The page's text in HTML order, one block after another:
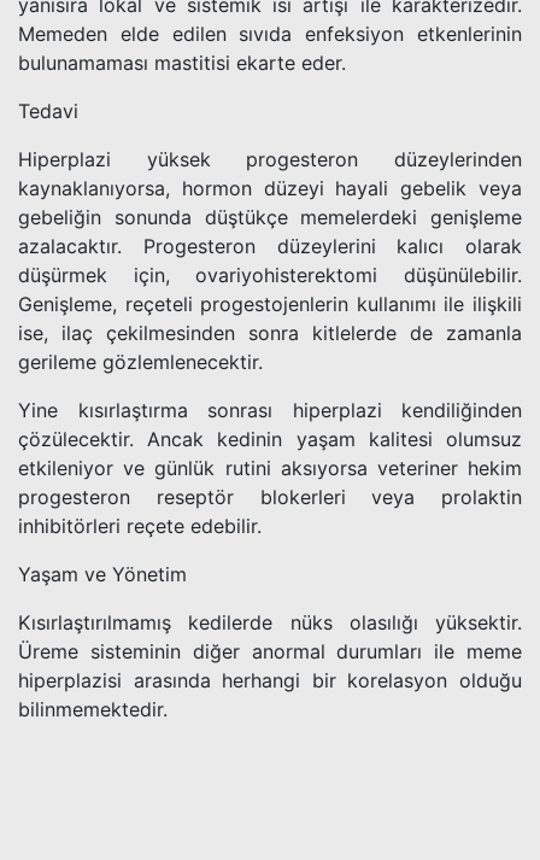
yanısıra lokal ve sistemik ısı artışı ile karakterizedir.
Memeden elde edilen sıvıda enfeksiyon etkenlerinin
bulunamaması mastitisi ekarte eder.
Tedavi
Hiperplazi yüksek progesteron düzeylerinden
kaynaklanıyorsa, hormon düzeyi hayali gebelik veya
gebeliğin sonunda düştükçe memelerdeki genişleme
azalacaktır. Progesteron düzeylerini kalıcı olarak
düşürmek için, ovariyohisterektomi düşünülebilir.
Genişleme, reçeteli progestojenlerin kullanımı ile ilişkili
ise, ilaç çekilmesinden sonra kitlelerde de zamanla
gerileme gözlemlenecektir.
Yine kısırlaştırma sonrası hiperplazi kendiliğinden
çözülecektir. Ancak kedinin yaşam kalitesi olumsuz
etkileniyor ve günlük rutini aksıyorsa veteriner hekim
progesteron reseptör blokerleri veya prolaktin
inhibitörleri reçete edebilir.
Yaşam ve Yönetim
Kısırlaştırılmamış kedilerde nüks olasılığı yüksektir.
Üreme sisteminin diğer anormal durumları ile meme
hiperplazisi arasında herhangi bir korelasyon olduğu
bilinmemektedir.